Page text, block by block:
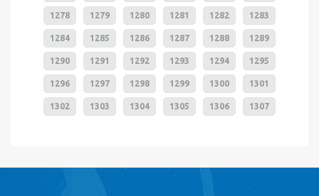
1278 1279 1280 1281 1282 1283
1284 1285 1286 1287 1288 1289
1290 1291 1292 1293 1294 1295
1296 1297 1298 1299 1300 1301
1302 1303 1304 1305 1306 1307